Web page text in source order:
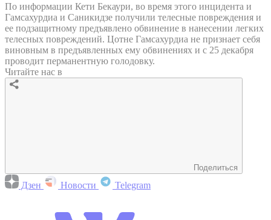
По информации Кети Бекаури, во время этого инцидента и
Гамсахурдиа и Саникидзе получили телесные повреждения и
ее подзащитному предъявлено обвинение в нанесении легких
телесных повреждений. Цотне Гамсахурдиа не признает себя
виновным в предъявленных ему обвинениях и с 25 декабря
проводит перманентную голодовку.
Читайте нас в
Поделиться
Дзен Новости Telegram